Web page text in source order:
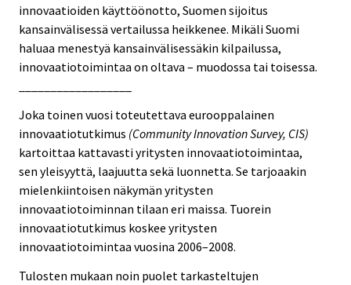
innovaatioiden käyttöönotto, Suomen sijoitus
kansainvälisessä vertailussa heikkenee. Mikäli Suomi
haluaa menestyä kansainvälisessäkin kilpailussa,
innovaatiotoimintaa on oltava – muodossa tai toisessa.
Joka toinen vuosi toteutettava eurooppalainen
innovaatiotutkimus (Community Innovation Survey, CIS)
kartoittaa kattavasti yritysten innovaatiotoimintaa,
sen yleisyyttä, laajuutta sekä luonnetta. Se tarjoaakin
mielenkiintoisen näkymän yritysten
innovaatiotoiminnan tilaan eri maissa. Tuorein
innovaatiotutkimus koskee yritysten
innovaatiotoimintaa vuosina 2006–2008.
Tulosten mukaan noin puolet tarkasteltujen